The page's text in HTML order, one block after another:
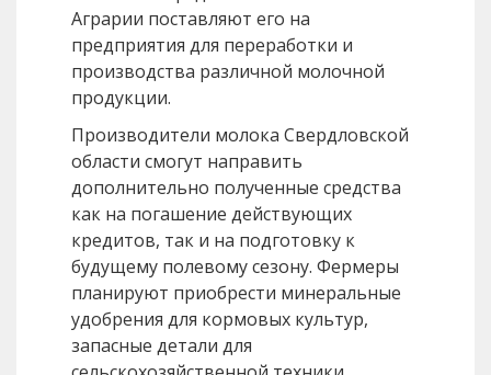
Аграрии поставляют его на
предприятия для переработки и
производства различной молочной
продукции.
Производители молока Свердловской
области смогут направить
дополнительно полученные средства
как на погашение действующих
кредитов, так и на подготовку к
будущему полевому сезону. Фермеры
планируют приобрести минеральные
удобрения для кормовых культур,
запасные детали для